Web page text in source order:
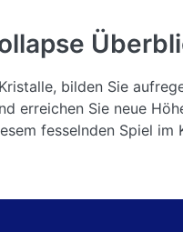
bilden Sie
erreichen Sie neue
fesselnden Spiel im